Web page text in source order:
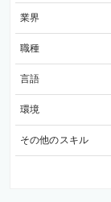
業界
職種
言語
環境
その他のスキル